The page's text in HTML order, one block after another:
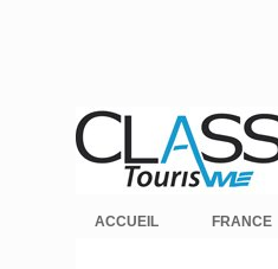
ACCUEIL FRANCE